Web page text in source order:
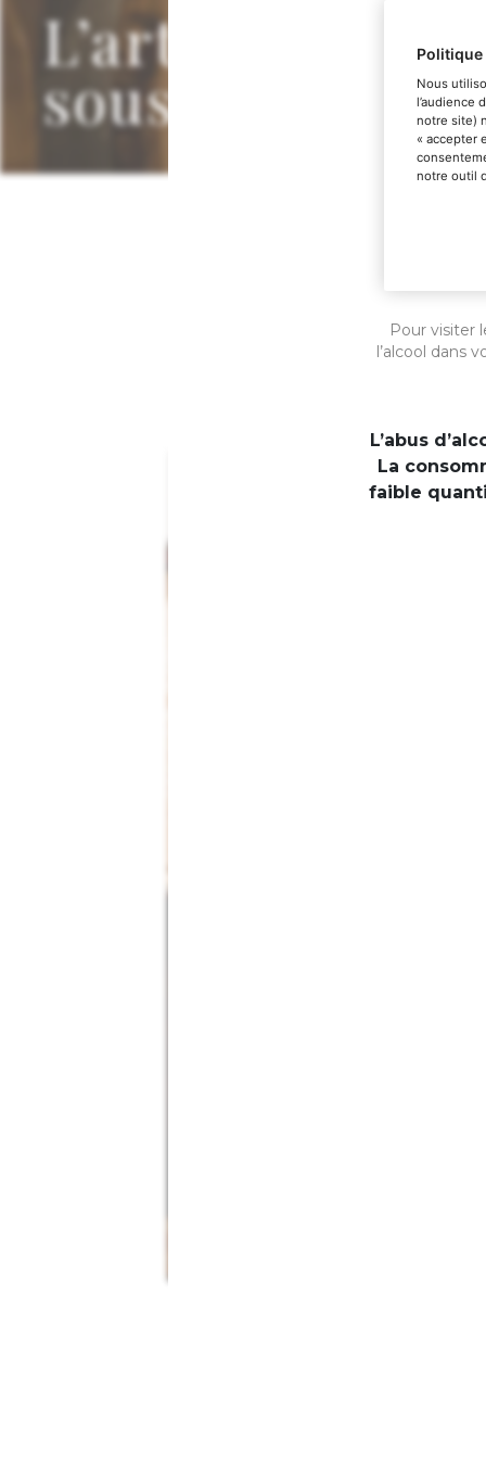
L’art de la
sous bois
Les
tonneaux
Pour visiter
l’alcool dans
L’abus
La
faible
Politique
Nous
l’audience
notre site)
« accepter
notre outil